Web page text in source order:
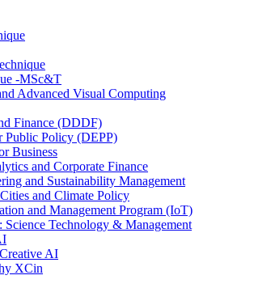
-MSc&T
Advanced Visual Computing
Finance (DDDF)
Public Policy (DEPP)
Business
and Corporate Finance
and Sustainability Management
and Climate Policy
and Management Program (IoT)
Technology & Management
AI
XCin